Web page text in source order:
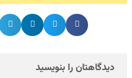
دیدگاهتان را بنویسید